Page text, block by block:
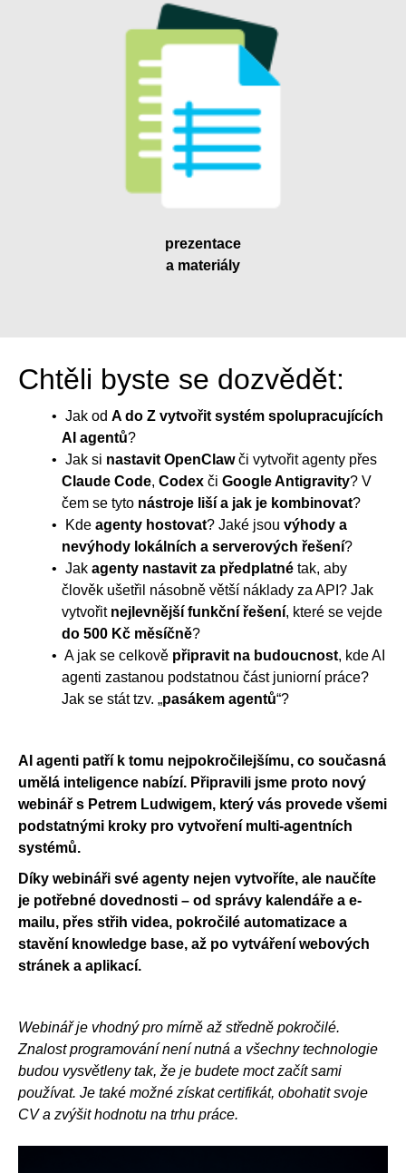
prezentace
a materiály
Chtěli byste se dozvědět:
Jak od A do Z vytvořit systém spolupracujících
AI agentů?
Jak si nastavit OpenClawči vytvořit agenty přes
Claude Code, Codex či Google Antigravity? V
čem se tyto nástroje liší a jak je kombinovat?
Kde agenty hostovat? Jaké jsou výhody a
nevýhody lokálních a serverových řešení?
Jak agenty nastavit za předplatnétak, aby
člověk ušetřil násobně větší náklady za API? Jak
vytvořit nejlevnější funkční řešení, které se vejde
do 500 Kč měsíčně?
A jak se celkově připravit na budoucnost, kde AI
agenti zastanou podstatnou část juniorní práce?
Jak se stát tzv. „pasákem agentů“?
AI agenti patří k tomu nejpokročilejšímu, co současná
umělá inteligence nabízí. Připravili jsme proto nový
webinář s Petrem Ludwigem, který vás provede všemi
podstatnými kroky pro vytvoření multi-agentních
systémů.
Díky webináři své agenty nejen vytvoříte, ale naučíte
je potřebné dovednosti – od správy kalendáře a e-
mailu, přes střih videa, pokročilé automatizace a
stavění knowledge base, až po vytváření webových
stránek a aplikací.
Webinář je vhodný pro mírně až středně pokročilé.
Znalost programování není nutná a všechny technologie
budou vysvětleny tak, že je budete moct začít sami
používat. Je také možné získat certifikát, obohatit svoje
CV a zvýšit hodnotu na trhu práce.